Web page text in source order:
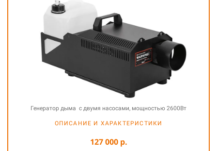
Генератор дыма с двумя насосами, мощностью 2600Вт
ОПИСАНИЕ И ХАРАКТЕРИСТИКИ
127 000 р.